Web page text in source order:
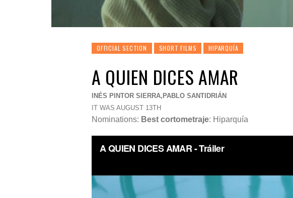
OFFICIAL SECTION SHORT FILMS HIPARQUÍA
A QUIEN DICES AMAR
INÉS PINTOR SIERRA,PABLO SANTIDRIÁN
IT WAS AUGUST 13TH
Nominations: Best cortometraje: Hiparquía